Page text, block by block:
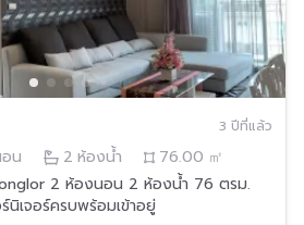
3 ปีที่แล้ว
น 2 ห้องน้ำ 76.00 ㎡
2 ห้องนอน 2 ห้องน้ำ 76 ตรม.
เจอร์ครบพร้อมเข้าอยู่